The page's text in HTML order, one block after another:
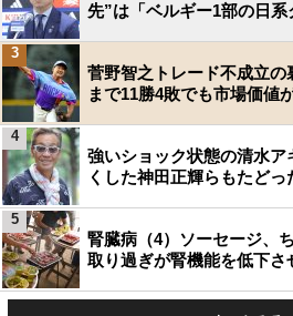
先”は「ベルギー1部の日
菅野智之トレード不成立
まで11勝4敗でも市場価値
3
強いショック状態の清水
くした神田正輝らもたどっ
4
腎臓病（4）ソーセージ、
取り過ぎが腎機能を低下さ
5